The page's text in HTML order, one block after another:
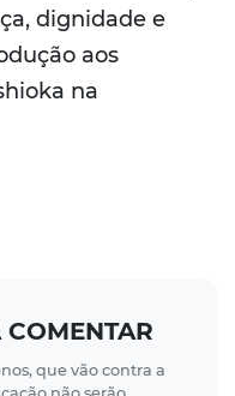
dignidade e
aos
na
que vão contra a